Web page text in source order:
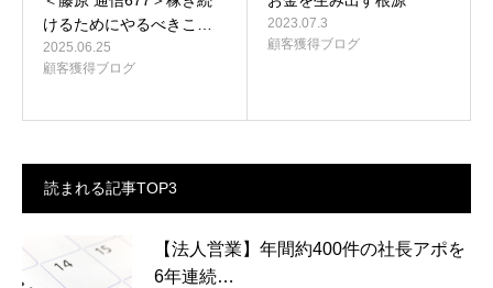
けるためにやるべきこ…
2025.06.25
顧客獲得ブログ
2023.07.3
顧客獲得ブログ
読まれる記事TOP3
【法人営業】年間約400件の社長アポを
6年連続…